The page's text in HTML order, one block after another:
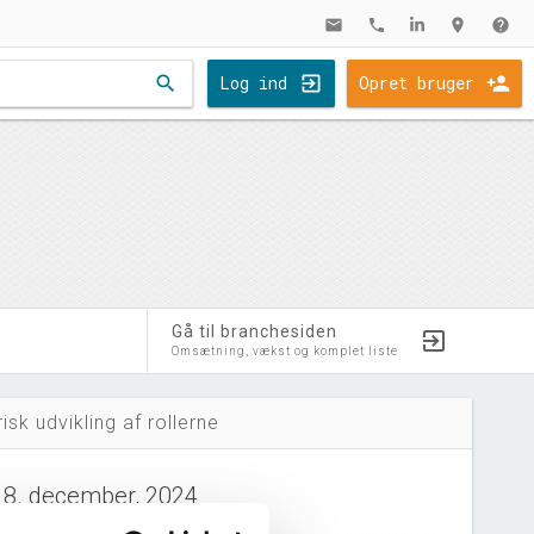
mail phone location_on help
search Log ind Opret bruger
Gå til branchesiden
Omsætning, vækst og komplet liste
udvikling af rollerne
december, 2024